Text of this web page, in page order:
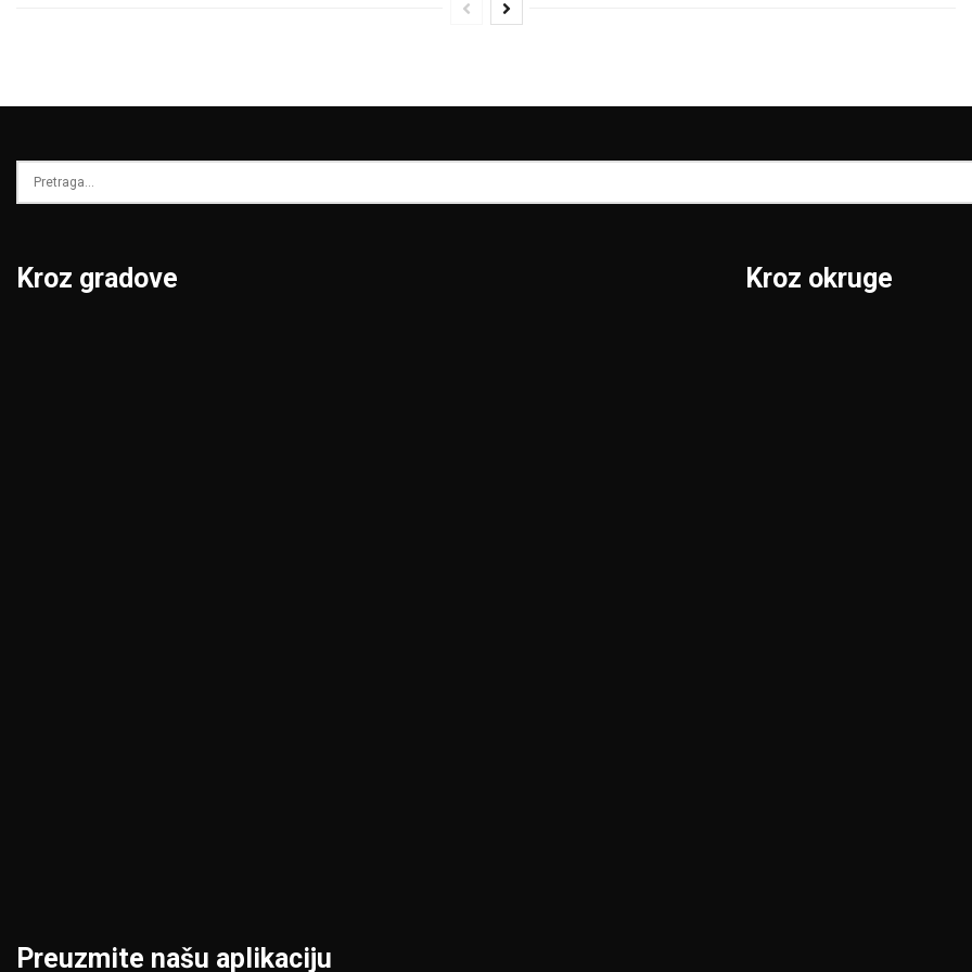
Kroz gradove
Preuzmite našu aplikaciju
Kroz okruge